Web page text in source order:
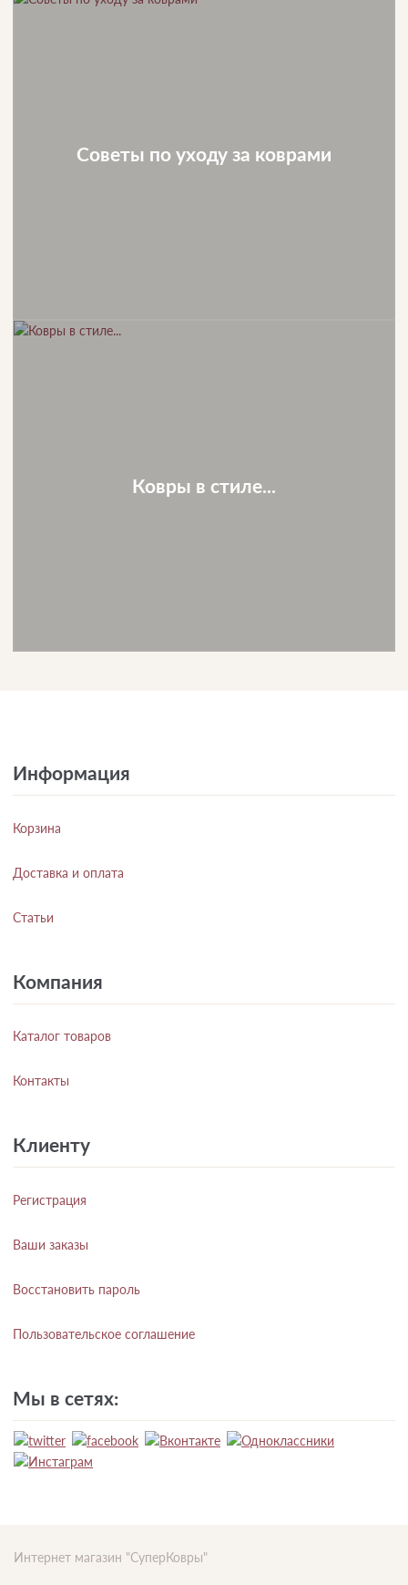
Советы по уходу за коврами
Ковры в стиле...
Информация
Корзина
Доставка и оплата
Статьи
Компания
Каталог товаров
Контакты
Клиенту
Регистрация
Ваши заказы
Восстановить пароль
Пользовательское соглашение
Мы в сетях:
Интернет магазин "СуперКовры"